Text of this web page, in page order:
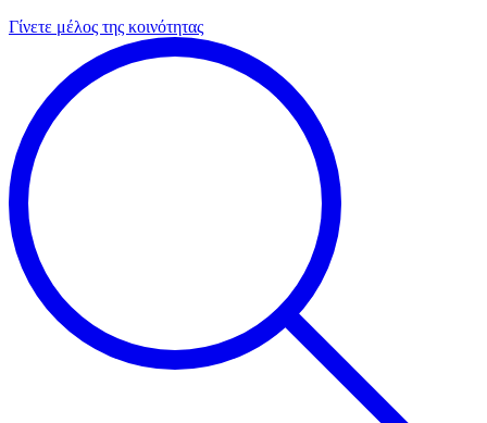
Γίνετε μέλος της κοινότητας